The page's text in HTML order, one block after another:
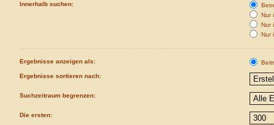
Innerhalb suchen:
Nur
Nur
Nur
Ergebnisse anzeigen als:
Ergebnisse sortieren nach:
Suchzeitraum begrenzen:
Die ersten: